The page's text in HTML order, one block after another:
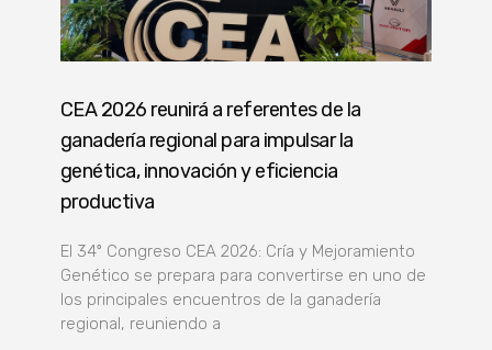
CEA 2026 reunirá a referentes de la
ganadería regional para impulsar la
genética, innovación y eficiencia
productiva
El 34º Congreso CEA 2026: Cría y Mejoramiento
Genético se prepara para convertirse en uno de
los principales encuentros de la ganadería
regional, reuniendo a